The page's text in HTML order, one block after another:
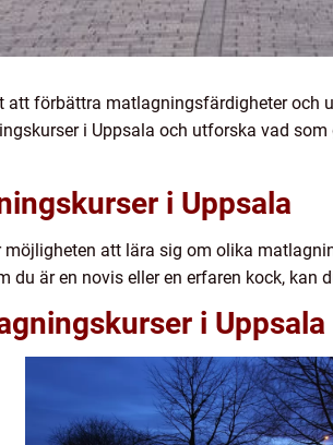
förbättra matlagningsfärdigheter och
i Uppsala och utforska vad
i Uppsala
att lära sig om olika
du är en novis eller en erfaren kock, kan
i Uppsala